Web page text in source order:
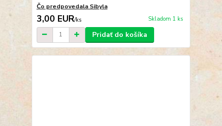
Čo predpovedala Sibyla
3,00 EUR/ks Skladom 1 ks
Pridať do košíka